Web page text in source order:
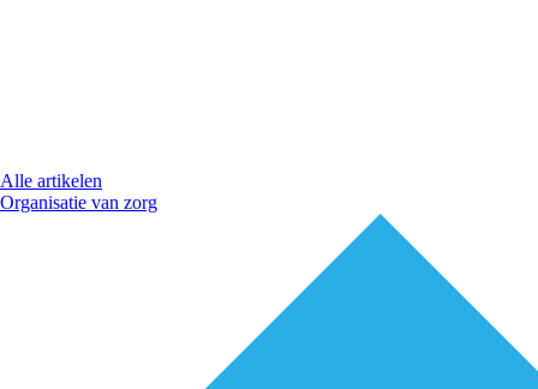
Alle artikelen
Organisatie van zorg